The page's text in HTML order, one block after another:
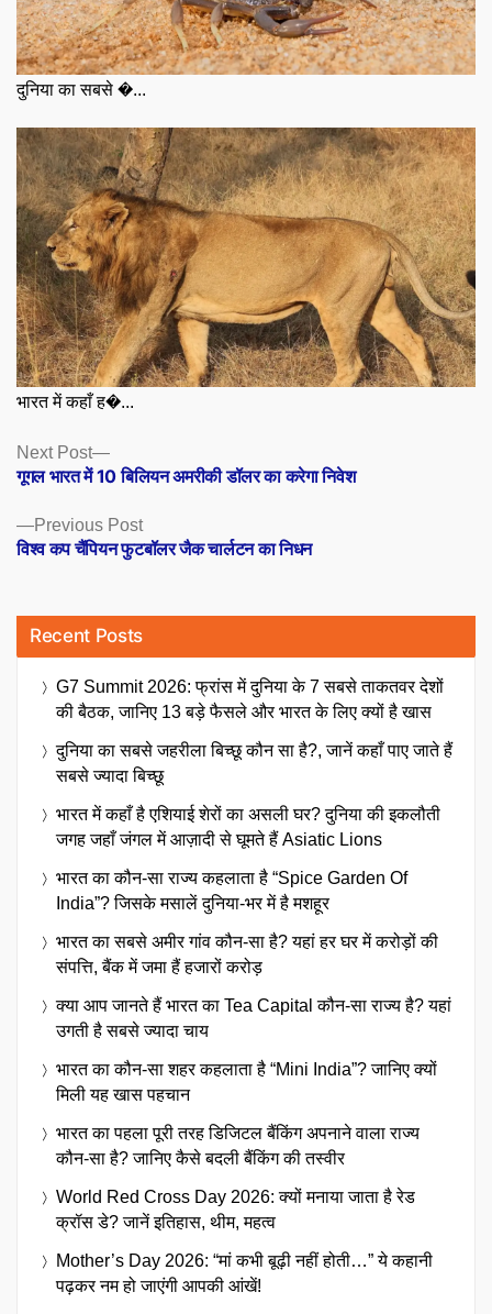
दुनिया का सबसे �...
भारत में कहाँ ह�...
Posts
navigation
Previous PostPrevious
post:
विश्व कप चैंपियन फुटबॉलर जैक चार्लटन का निधन
Next Post
Next
post:
गूगल भारत में 10 बिलियन अमरीकी डॉलर का करेगा निवेश
Recent Posts
G7 Summit 2026: फ्रांस में दुनिया के 7 सबसे ताकतवर देशों
की बैठक, जानिए 13 बड़े फैसले और भारत के लिए क्यों है खास
दुनिया का सबसे जहरीला बिच्छू कौन सा है?, जानें कहाँ पाए जाते हैं
सबसे ज्यादा बिच्छू
भारत में कहाँ है एशियाई शेरों का असली घर? दुनिया की इकलौती
जगह जहाँ जंगल में आज़ादी से घूमते हैं Asiatic Lions
भारत का कौन-सा राज्य कहलाता है “Spice Garden Of
India”? जिसके मसालें दुनिया-भर में है मशहूर
भारत का सबसे अमीर गांव कौन-सा है? यहां हर घर में करोड़ों की
संपत्ति, बैंक में जमा हैं हजारों करोड़
क्या आप जानते हैं भारत का Tea Capital कौन-सा राज्य है? यहां
उगती है सबसे ज्यादा चाय
भारत का कौन-सा शहर कहलाता है “Mini India”? जानिए क्यों
मिली यह खास पहचान
भारत का पहला पूरी तरह डिजिटल बैंकिंग अपनाने वाला राज्य
कौन-सा है? जानिए कैसे बदली बैंकिंग की तस्वीर
World Red Cross Day 2026: क्यों मनाया जाता है रेड
क्रॉस डे? जानें इतिहास, थीम, महत्व
Mother’s Day 2026: “मां कभी बूढ़ी नहीं होती…” ये कहानी
पढ़कर नम हो जाएंगी आपकी आंखें!